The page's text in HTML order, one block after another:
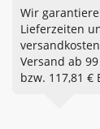
Wir
Lieferzeiten
Versand ab
bzw. 117,81 €